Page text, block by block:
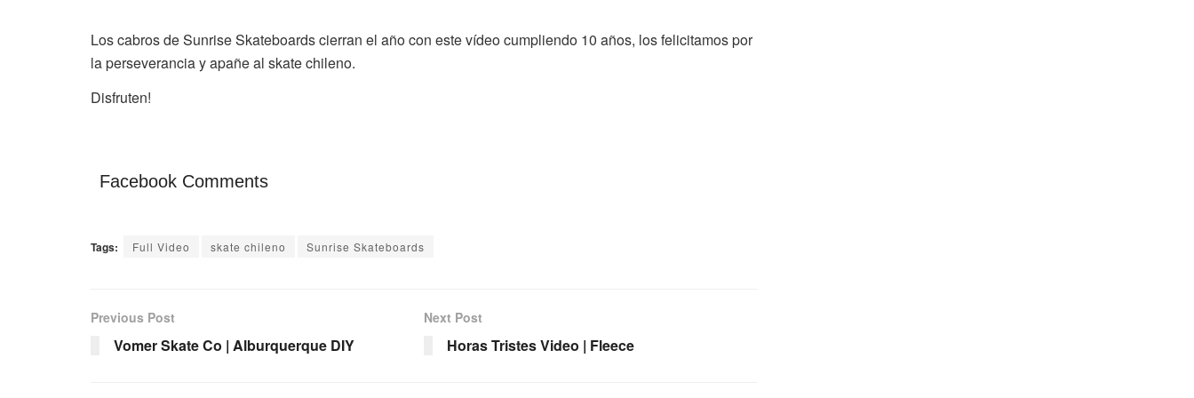
Los cabros de Sunrise Skateboards cierran el año con este vídeo cumpliendo 10 años, los felicitamos por
la perseverancia y apañe al skate chileno.
Disfruten!
Facebook Comments
Tags: Full Video skate chileno Sunrise Skateboards
Previous Post
Vomer Skate Co | Alburquerque DIY
Next Post
Horas Tristes Video | Fleece